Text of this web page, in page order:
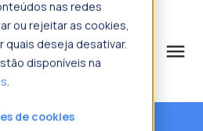
nas redes
ou rejeitar as cookies,
quais deseja desativar.
disponíveis na
.
de cookies
menu